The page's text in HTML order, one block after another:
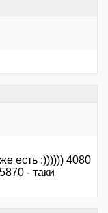
есть :)))))) 4080
- таки